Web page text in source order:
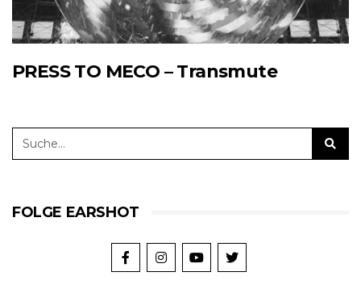
PRESS TO MECO – Transmute
FOLGE EARSHOT